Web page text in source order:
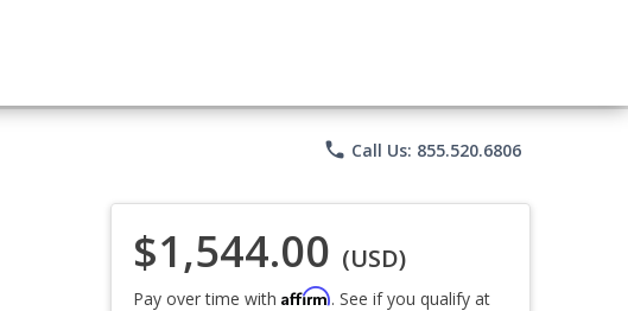
phone Call Us: 855.520.6806
$1,544.00 (USD)
Pay over time with Affirm. See if you qualify at